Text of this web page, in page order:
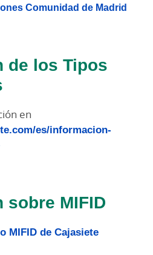
Comunidad de Madrid
de los Tipos
en
es/informacion-
MIFID
MIFID de Cajasiete